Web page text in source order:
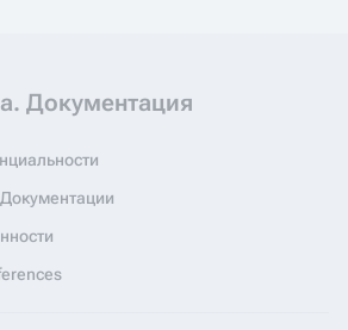
Документация